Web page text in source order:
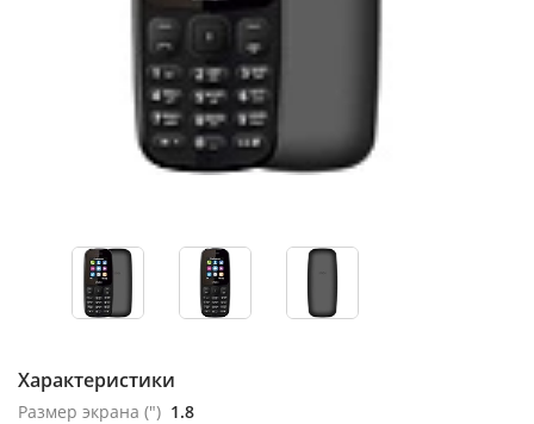
Характеристики
Размер экрана (") 1.8